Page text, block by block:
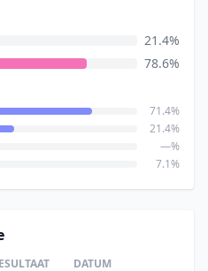
21.4%
78.6%
71.4%
21.4%
—%
7.1%
DATUM